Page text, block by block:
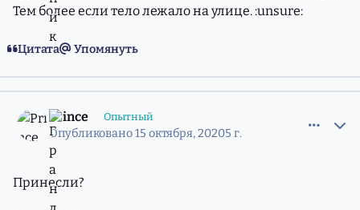
Тем более если тело лежало на улице. :unsure:
Цитата Упомянуть
Prince Опытный
Опубликовано15 октября, 20205 г.
Принесли?